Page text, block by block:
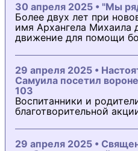
30 апреля 2025 • "Мы
Более двух лет при
имя Архангела Михаила
движение для помощи
29 апреля 2025 •
Самуила посетил
103
Воспитанники и
благотворительной
29 апреля 2025 •